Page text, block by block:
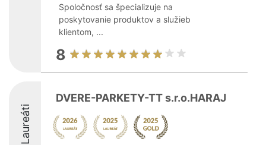
Spoločnosť sa špecializuje na
poskytovanie produktov a služieb
klientom, ...
8
Laureáti
DVERE-PARKETY-TT s.r.o.HARAJ